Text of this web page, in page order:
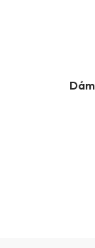
NOVINKA